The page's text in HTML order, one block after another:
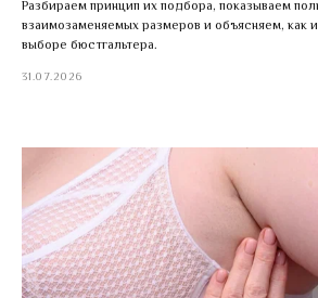
Разбираем принцип их подбора, показываем
взаимозаменяемых размеров и объясняем, как
выборе бюстгальтера.
31.07.2026